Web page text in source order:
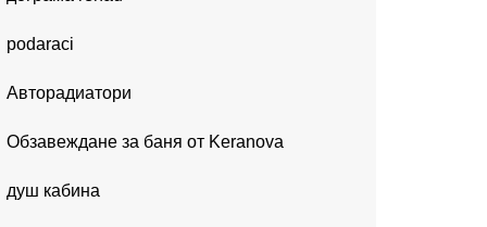
podaraci
Авторадиатори
Обзавеждане за баня от Keranova
душ кабина